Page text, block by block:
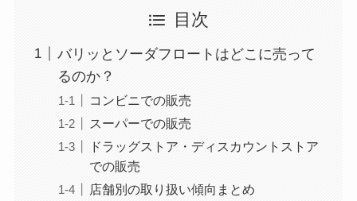
目次
バリッとソーダフロートはどこに売って
るのか？
コンビニでの販売
スーパーでの販売
ドラッグストア・ディスカウントストア
での販売
店舗別の取り扱い傾向まとめ